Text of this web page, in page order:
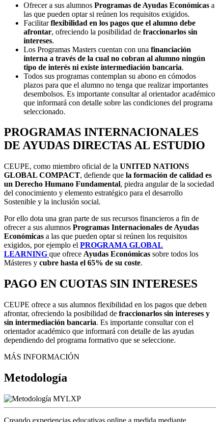
Ofrecer a sus alumnos Programas de Ayudas Económicas a
las que pueden optar si reúnen los requisitos exigidos.
Facilitarflexibilidad en los pagos que el alumno debe
afrontar, ofreciendo la posibilidad de fraccionarlos sin
intereses.
Los Programas Masters cuentan con una financiación
interna a través de la cual no cobran al alumno ningún
tipo de interés ni existe intermediación bancaria.
Todos sus programas contemplan su abono en cómodos
plazos para que el alumno no tenga que realizar importantes
desembolsos. Es importante consultar al orientador académico
que informará con detalle sobre las condiciones del programa
seleccionado.
PROGRAMAS INTERNACIONALES
DE AYUDAS DIRECTAS AL ESTUDIO
CEUPE, como miembro oficial de la UNITED NATIONS
GLOBAL COMPACT, defiende que la formación de calidad es
un Derecho Humano Fundamental, piedra angular de la sociedad
del conocimiento y elemento estratégico para el desarrollo
Sostenible y la inclusión social.
Por ello dota una gran parte de sus recursos financieros a fin de
ofrecer a sus alumnos Programas Internacionales de Ayudas
Económicas a las que pueden optar si reúnen los requisitos
exigidos, por ejemplo el PROGRAMA GLOBAL
LEARNING que ofrece Ayudas Económicas sobre todos los
Másteres y cubre hasta el 65% de su coste.
PAGO EN CUOTAS SIN INTERESES
CEUPE ofrece a sus alumnos flexibilidad en los pagos que deben
afrontar, ofreciendo la posibilidad de fraccionarlos sin intereses y
sin intermediación bancaria. Es importante consultar con el
orientador académico que informará con detalle de las ayudas
dependiendo del programa formativo que se seleccione.
MÁS INFORMACIÓN
Metodología
Creando experiencias educativas online a medida mediante